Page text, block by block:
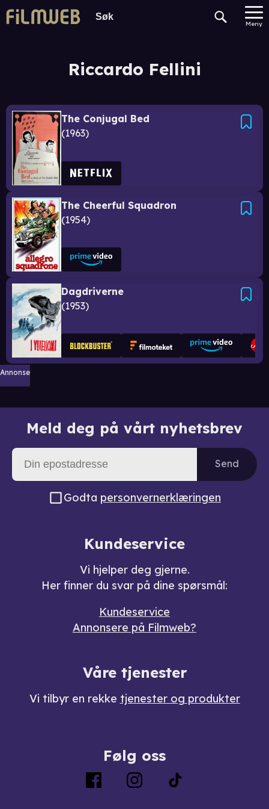
Meny
Riccardo Fellini
The Conjugal Bed
1963
The Cheerful Squadron
1954
Dagdriverne
1953
Annonse
Meld deg på vårt nyhetsbrev
Send
Godta personvernerklæringen
Kundeservice
Vi hjelper deg gjerne.
Her finner du svar på dine spørsmål:
Kundeservice
Annonsere på Filmweb?
Våre tjenester
Vi tilbyr en rekke tjenester og produkter
Følg oss